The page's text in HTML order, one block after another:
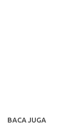
BACA JUGA